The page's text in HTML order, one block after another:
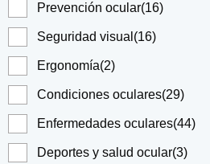
Prevención ocular(16)
Seguridad visual (16)
Ergonomía(2)
Condiciones oculares(29)
Enfermedades oculares(44)
Deportes y salud ocular(3)